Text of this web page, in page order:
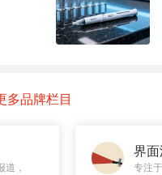
多品牌栏目
，
界
专注